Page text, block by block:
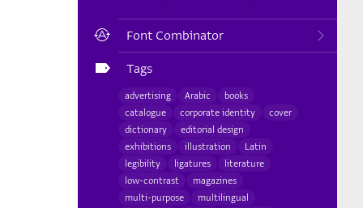
Font Combinator
Tags
advertising Arabic
books
catalogue
corporate identity
cover
dictionary
editorial design
exhibitions
illustration
Latin
legibility
ligatures
literature
low-contrast
magazines
multi-purpose
multilingual